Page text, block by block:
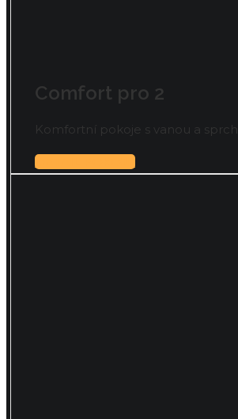
Comfort pro 2
Komfortní pokoje s vanou a
DETAIL POKOJE